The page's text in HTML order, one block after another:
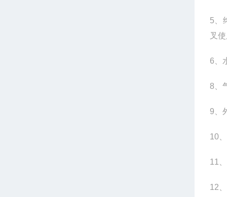
5
叉
6
8
9
10
11
12